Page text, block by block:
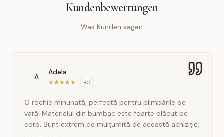
Kundenbewertungen
Was Kunden sagen
A
Adela
★★★★★ RO
O rochie minunată, perfectă pentru plimbările de
vară! Materialul din bumbac este foarte plăcut pe
corp. Sunt extrem de mulțumită de această achiziție.